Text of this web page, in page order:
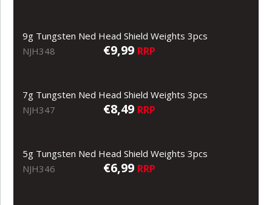
9g Tungsten Ned Head Shield Weights 3pcs
NJH348
€9,99 RRP
7g Tungsten Ned Head Shield Weights 3pcs
NJH347
€8,49 RRP
5g Tungsten Ned Head Shield Weights 3pcs
NJH346
€6,99 RRP